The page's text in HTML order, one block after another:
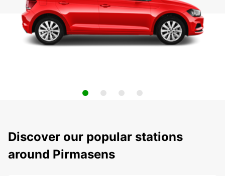
Discover our popular stations
around Pirmasens